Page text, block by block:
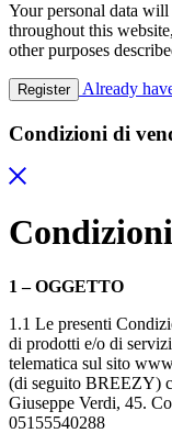
Your personal data
throughout this
other purposes
Register Already
Condizioni di
1 – OGGETTO
1.1 Le presenti
di prodotti e/o di
telematica sul sito
(di seguito BREEZY)
Giuseppe Verdi, 45.
05155540288